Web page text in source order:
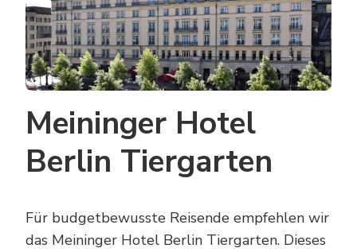
Meininger Hotel
Berlin Tiergarten
Für budgetbewusste Reisende empfehlen wir
das Meininger Hotel Berlin Tiergarten. Dieses